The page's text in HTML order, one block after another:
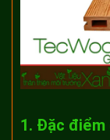
1. Đặc điểm